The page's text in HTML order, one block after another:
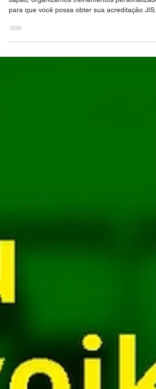
Na Associação de Soldadores Estrangeiros do
para que você possa obter sua acreditação JIS...